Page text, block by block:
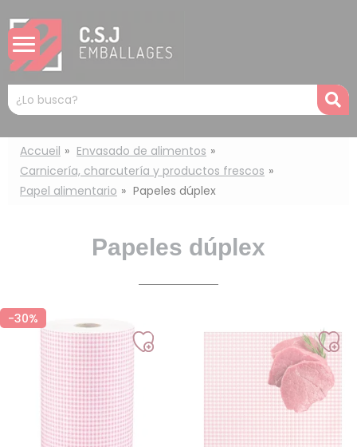
Mots
clés
:
Accueil
Envasado de alimentos
Carnicería, charcutería y productos frescos
Papel alimentario
Papeles dúplex
Papeles dúplex
-30%